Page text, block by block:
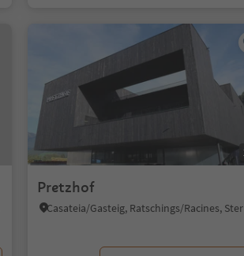
Pretzhof